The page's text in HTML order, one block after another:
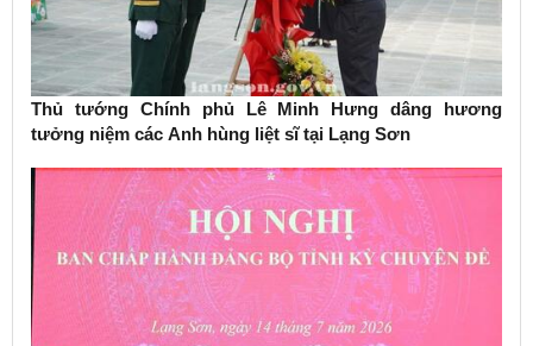
Thủ tướng Chính phủ Lê Minh Hưng dâng hương
tưởng niệm các Anh hùng liệt sĩ tại Lạng Sơn